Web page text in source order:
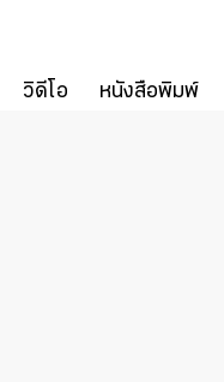
วิดีโอ หนังสือพิมพ์